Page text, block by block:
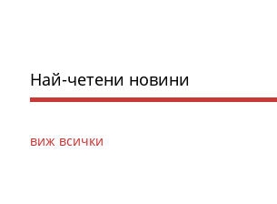
Най-четени новини
виж всички